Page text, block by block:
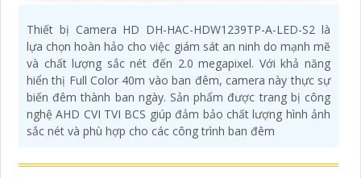
Thiết bị Camera HD DH-HAC-HDW1239TP-A-LED-S2 là
lựa chọn hoàn hảo cho việc giám sát an ninh do mạnh mẽ
và chất lượng sắc nét đến 2.0 megapixel. Với khả năng
hiển thị Full Color 40m vào ban đêm, camera này thực sự
biến đêm thành ban ngày. Sản phẩm được trang bị công
nghệ AHD CVI TVI BCS giúp đảm bảo chất lượng hình ảnh
sắc nét và phù hợp cho các công trình ban đêm